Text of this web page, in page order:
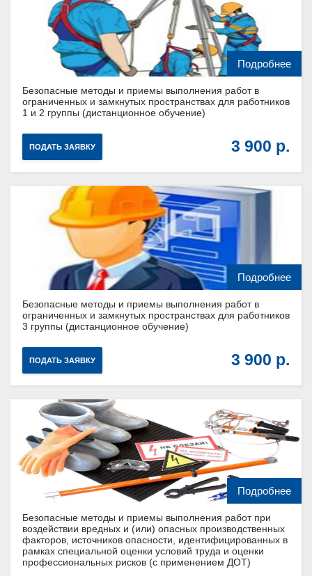
Подробнее
Безопасные методы и приемы выполнения работ в
ограниченных и замкнутых пространствах для работников
1 и 2 группы (дистанционное обучение)
ПОДАТЬ ЗАЯВКУ 3 900
Подробнее
Безопасные методы и приемы выполнения работ в
ограниченных и замкнутых пространствах для работников
3 группы (дистанционное обучение)
ПОДАТЬ ЗАЯВКУ 3 900
Подробнее
Безопасные методы и приемы выполнения работ при
воздействии вредных и (или) опасных производственных
факторов, источников опасности, идентифицированных в
рамках специальной оценки условий труда и оценки
профессиональных рисков (с применением ДОТ)